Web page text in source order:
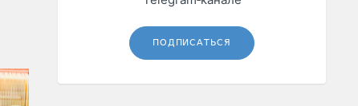
ПОДПИСАТЬСЯ